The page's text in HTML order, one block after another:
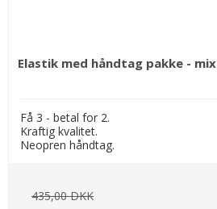
Elastik med håndtag pakke - mix
Få 3 - betal for 2.
Kraftig kvalitet.
Neopren håndtag.
435,00 DKK